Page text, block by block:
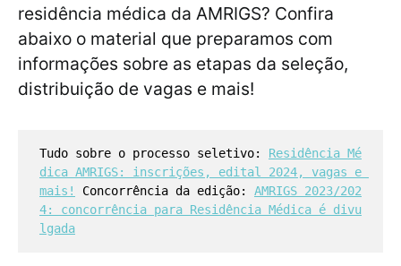
residência médica da AMRIGS? Confira
abaixo o material que preparamos com
informações sobre as etapas da seleção,
distribuição de vagas e mais!
Tudo sobre o processo seletivo: Residência Mé
dica AMRIGS: inscrições, edital 2024, vagas e
mais!
Concorrência da edição: AMRIGS 2023/202
4: concorrência para Residência Médica é divu
lgada